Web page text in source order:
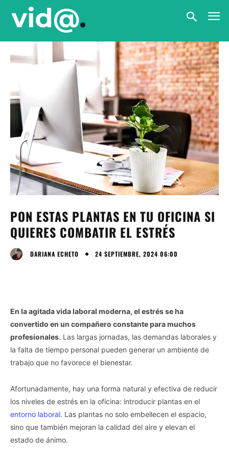
PON ESTAS PLANTAS EN TU OFICINA SI
QUIERES COMBATIR EL ESTRÉS
DARIANA ECHETO 24 SEPTIEMBRE, 2024 06:00
En la agitada vida laboral moderna, el estrés se ha
convertido en un compañero constante para muchos
profesionales. Las largas jornadas, las demandas laborales y
la falta de tiempo personal pueden generar un ambiente de
trabajo que no favorece el bienestar.
Afortunadamente, hay una forma natural y efectiva de reducir
los niveles de estrés en la oficina: introducir plantas en el
entorno laboral. Las plantas no solo embellecen el espacio,
sino que también mejoran la calidad del aire y elevan el
estado de ánimo.